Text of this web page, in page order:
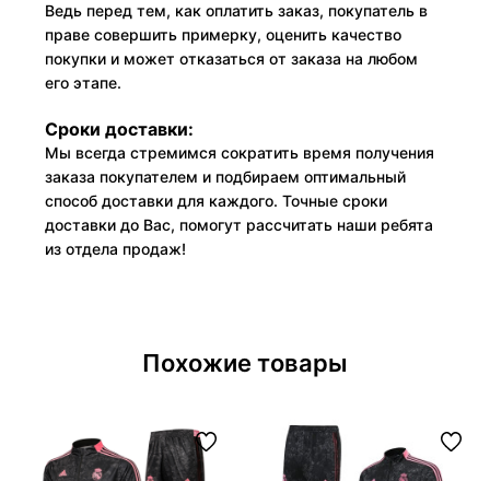
Ведь перед тем, как оплатить заказ, покупатель в
праве совершить примерку, оценить качество
покупки и может отказаться от заказа на любом
его этапе.
Сроки доставки:
Мы всегда стремимся сократить время получения
заказа покупателем и подбираем оптимальный
способ доставки для каждого. Точные сроки
доставки до Вас, помогут рассчитать наши ребята
из отдела продаж!
Похожие товары